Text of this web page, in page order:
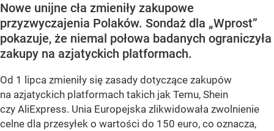
Nowe unijne cła zmieniły zakupowe
przyzwyczajenia Polaków. Sondaż dla „Wprost”
pokazuje, że niemal połowa badanych ograniczyła
zakupy na azjatyckich platformach.
Od 1 lipca zmieniły się zasady dotyczące zakupów
na azjatyckich platformach takich jak Temu, Shein
czy AliExpress. Unia Europejska zlikwidowała zwolnienie
celne dla przesyłek o wartości do 150 euro, co oznacza,